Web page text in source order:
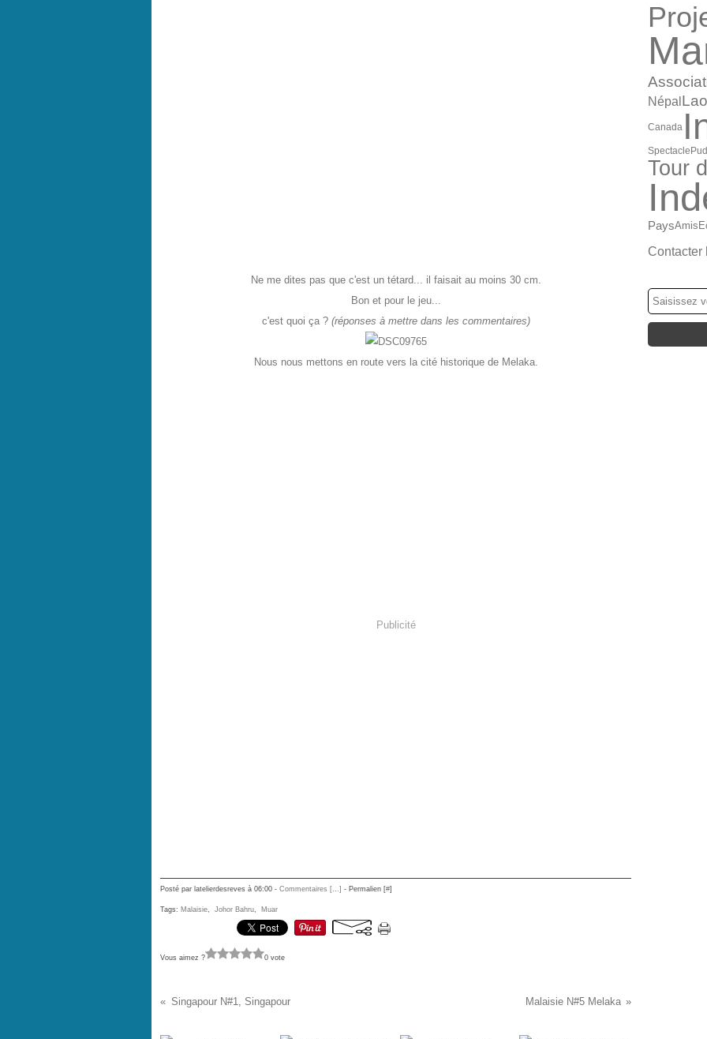
Ne me dites pas que c'est un tétard... il faisait au moins 30 cm.
Bon et pour le jeu...
c'est quoi ça ? (réponses à mettre dans les commentaires)
Nous nous mettons en route vers la cité historique de Melaka.
Publicité
Posté par latelierdesreves à 06:00 - Commentaires […] - Permalien [#]
Tags: Malaisie, Johor Bahru, Muar
Vous aimez ? 0 vote
Singapour N#1, Singapour Malaisie N#5 Melaka
Népal
Canada
Spectacle
Tour
PaysAmis
Contacter